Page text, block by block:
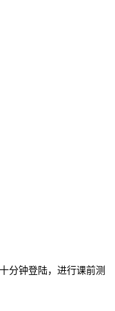
分钟登陆，进行课前测